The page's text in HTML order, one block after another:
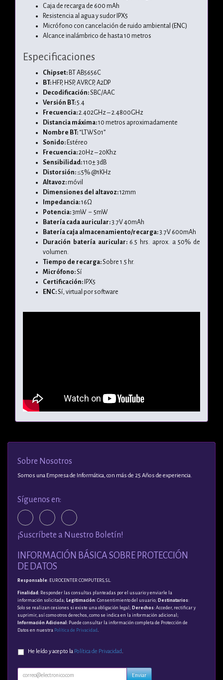
Caja de recarga de 600 mAh
Resistencia al agua y sudor IPX5
Micrófono con cancelación de ruido ambiental (ENC)
Alcance inalámbrico de hasta 10 metros
Especificaciones
Chipset: BT AB5656C
BT: HFP, HSP, AVRCP, A2DP
Decodificación:SBC/AAC
Versión BT:5.4
Frecuencia:2.402GHz – 2.4800GHz
Distancia máxima:10 metros aproximadamente
Nombre BT: “LTWS01”
Sonido: Estéreo
Frecuencia:20Hz – 20Khz
Sensibilidad:110± 3dB
Distorsión:≤5% @1KHz
Altavoz:móvil
Dimensiones del altavoz:12mm
Impedancia:16Ω
Potencia:3mW－5mW
Batería cada auricular:3.7V 40mAh
Batería caja almacenamiento/recarga:3.7V 600mAh
Duración batería auricular: 6.5 hrs. aprox. a 50% de
volumen.
Tiempo de recarga:Sobre 1.5 hr.
Micrófono:Sí
Certificación: IPX5
ENC:Sí, virtual por software
Sobre Nosotros
Somos una Empresa de Informática, con más de 25 Años de experiencia.
Síguenos en:
¡Suscríbete a Nuestro Boletín!
INFORMACIÓN BÁSICA SOBRE PROTECCIÓN
DE DATOS
Responsable: EUROCENTER COMPUTERS, S.L.
Finalidad : Responder las consultas planteadas por el usuario y enviarle la
información solicitada; Legitimación: Consentimiento del usuario; Destinatarios:
Solo se realizan cesiones si existe una obligación legal; Derechos: Acceder, rectificar y
suprimir, así como otros derechos, como se indica en la información adicional;
Información Adicional : Puede consultar la información completa de Protección de
Datos en nuestra Política de Privacidad
He leído y acepto la Política de Privacidad.
Enviar